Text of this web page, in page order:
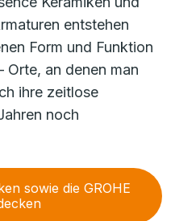
entstehen
Form und Funktion
Orte, an denen man
ihre zeitlose
noch
sowie die GROHE